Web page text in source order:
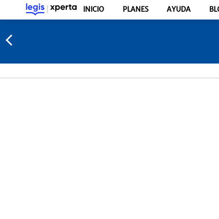
INICIO PLANES AYUDA